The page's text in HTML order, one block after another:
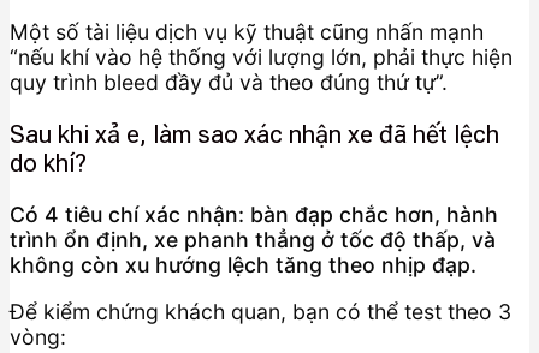
Một số tài liệu dịch vụ kỹ thuật cũng nhấn mạnh
“nếu khí vào hệ thống với lượng lớn, phải thực hiện
quy trình bleed đầy đủ và theo đúng thứ tự”.
Sau khi xả e, làm sao xác nhận xe đã hết lệch
do khí?
Có 4 tiêu chí xác nhận: bàn đạp chắc hơn, hành
trình ổn định, xe phanh thẳng ở tốc độ thấp, và
không còn xu hướng lệch tăng theo nhịp đạp.
Để kiểm chứng khách quan, bạn có thể test theo 3
vòng: